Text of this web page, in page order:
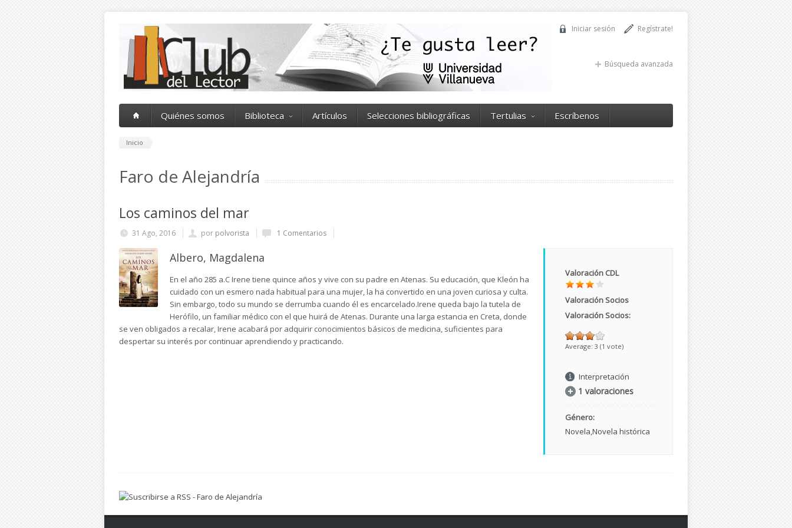
Regístrate!
Iniciar sesión
Búsqueda avanzada
Quiénes somos Biblioteca Artículos Selecciones bibliográficas Tertulias Escríbenos
Inicio
Faro de Alejandría
Los caminos del mar
31 Ago, 2016 por polvorista 1 Comentarios
Albero, Magdalena
En el año 285 a.C Irene tiene quince años y vive con su padre en Atenas. Su educación, que Kleón ha
cuidado con un esmero nada habitual para una mujer, la ha convertido en una joven curiosa y culta.
Sin embargo, todo su mundo se derrumba cuando él es encarcelado.Irene queda bajo la tutela de
Herófilo, un familiar médico con el que huirá de Atenas. Durante una larga estancia en Creta, donde
se ven obligados a recalar, Irene acabará por adquirir conocimientos básicos de medicina, suficientes para
despertar su interés por continuar aprendiendo y practicando.
Valoración CDL
Valoración Socios
Valoración Socios:
Average: 3 (1 vote)
Interpretación
1 valoraciones
Género:
Novela Novela histórica